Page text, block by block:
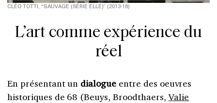
CLÉO TOTTI, “SAUVAGE (SÉRIE ELLE)” (2013-18)
L’art comme expérience du
réel
En présentant un dialogue entre des oeuvres
historiques de 68 (Beuys, Broodthaers,Valie